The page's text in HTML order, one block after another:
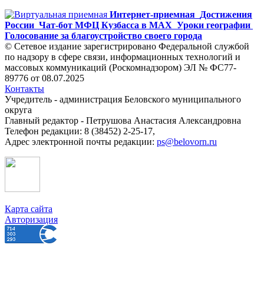
Интернет-приемная Достижения
России Чат-бот МФЦ Кузбасса в MAX Уроки географии
Голосование за благоустройство своего города
© Сетевое издание зарегистрировано Федеральной службой
по надзору в сфере связи, информационных технологий и
массовых коммуникаций (Роскомнадзором) ЭЛ № ФС77-
89776 от 08.07.2025
Контакты
Учредитель - администрация Беловского муниципального
округа
Главный редактор - Петрушова Анастасия Александровна
Телефон редакции: 8 (38452) 2-25-17,
Адрес электронной почты редакции: ps@belovorn.ru
Карта сайта
Авторизация